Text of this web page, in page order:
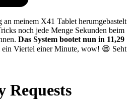
an meinem X41 Tablet herumgebastelt
noch jede Menge Sekunden beim
Das System bootet nun in 11,29
ein Viertel einer Minute, wow! 😄 Seht